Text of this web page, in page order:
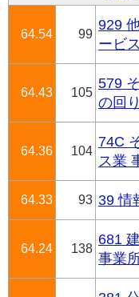
64.54 99
929
ービ
64.43 105
579
の回
64.36 104
74C
ス業
64.33 93 39 情
64.24 138
681
事業